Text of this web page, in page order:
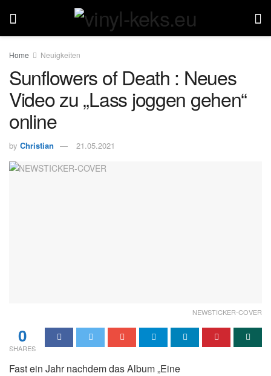
Home Neuigkeiten
Sunflowers of Death : Neues
Video zu „Lass joggen gehen“
online
by Christian 21.05.2021
NEWSTICKER-COVER
0
SHARES
Fast ein Jahr nachdem das Album „Eine